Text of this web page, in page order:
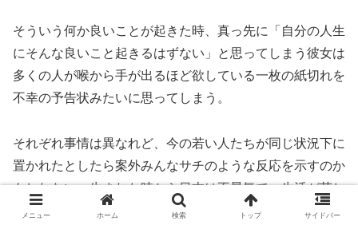
そういう何か良いことが起きた時、真っ先に「自分の人生
にそんな良いこと起きるはずない」と思ってしまう彼女は
多くの人が喉から手が出るほど欲している一枚の紙切れを
不幸の予告状みたいに思ってしまう。
それぞれ事情は異なれど、今の若い人たちが同じ状況下に
置かれたとしたら案外みんなサチのような反応を示すのか
もしれない。生まれた時から日本は不景気で、生活が苦し
いのは当たり前。SNSで給料への不満を漏らそうものな
メニュー ホーム 検索 トップ サイドバー